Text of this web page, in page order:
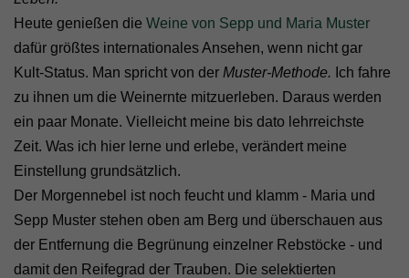
Heute genießen die Weine von Sepp und Maria Muster
dafür größtes internationales Ansehen, wenn nicht gar
Kult-Status. Man spricht von der Muster-Methode. Ich fahre
zu ihnen um die Weinernte mitzuerleben. Daraus werden
ein paar Monate. Vielleicht meine bis dato lehrreichste
Zeit. Was ich hier lerne und erlebe, verändert meine
Einstellung grundsätzlich.
Der Morgennebel ist noch feucht und klamm - Maria und
Sepp Muster stehen oben am Berg und überschauen aus
der Entfernung die Begrünung einzelner Rebstöcke - und
damit den Reifegrad der Trauben. Die selektierten